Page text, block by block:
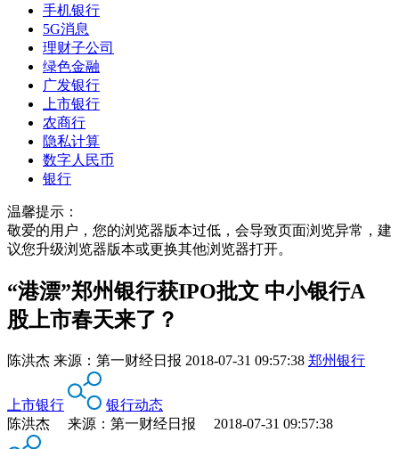
手机银行
5G消息
理财子公司
绿色金融
广发银行
上市银行
农商行
隐私计算
数字人民币
银行
温馨提示：
敬爱的用户，您的浏览器版本过低，会导致页面浏览异常，建
议您升级浏览器版本或更换其他浏览器打开。
“港漂”郑州银行获IPO批文 中小银行A
股上市春天来了？
陈洪杰 来源： 第一财经日报 2018-07-31 09:57:38 郑州银行
上市银行
银行动态
陈洪杰 来源：第一财经日报 2018-07-31 09:57:38